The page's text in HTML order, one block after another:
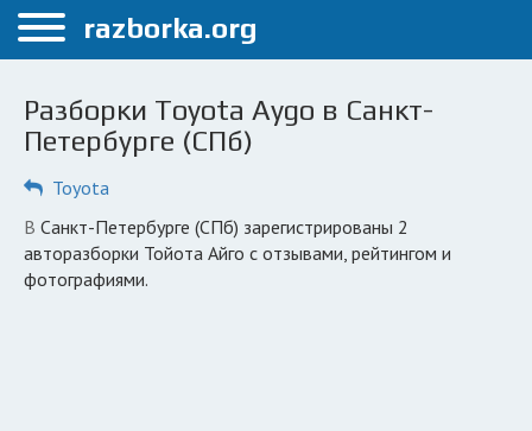
Меню
Санкт-Петербург
Каталог разборок
Автосервисы
Разборки Toyota Aygo в Санкт-
Петербурге (СПб)
Toyota
в Санкт-Петербурге (СПб) зарегистрированы 2
авторазборки Тойота Айго с отзывами, рейтингом и
фотографиями.
razborka.org